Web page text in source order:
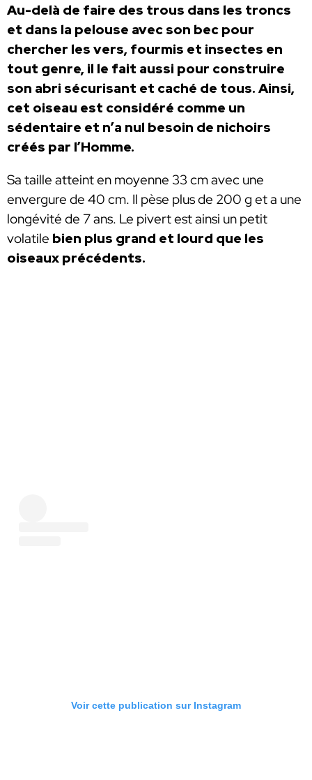
Au-delà de faire des trous dans les troncs
et dans la pelouse avec son bec pour
chercher les vers, fourmis et insectes en
tout genre, il le fait aussi pour construire
son abri sécurisant et caché de tous. Ainsi,
cet oiseau est considéré comme un
sédentaire et n’a nul besoin de nichoirs
créés par l’Homme.
Sa taille atteint en moyenne 33 cm avec une
envergure de 40 cm. Il pèse plus de 200 g et a une
longévité de 7 ans. Le pivert est ainsi un petit
volatile bien plus grand et lourd que les
oiseaux précédents.
Voir cette publication sur Instagram